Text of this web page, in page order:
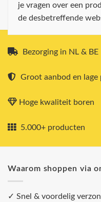
je vragen over een
de desbetreffende
Bezorging in NL & BE
Groot aanbod en lage
Hoge kwaliteit boren
5.000+ producten
Waarom shoppen via
✓ Snel & voordelig